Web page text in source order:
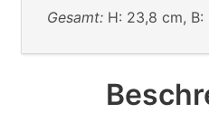
Gesamt: H: 23,8 cm, B: